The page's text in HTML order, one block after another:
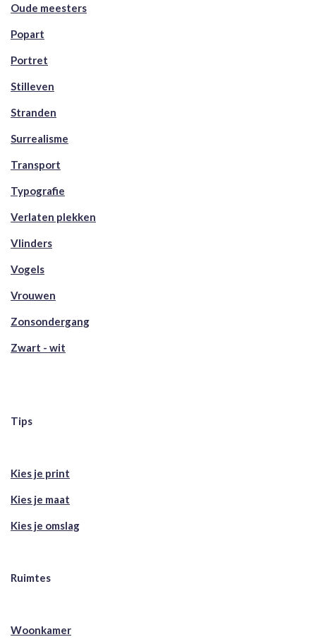
Oude meesters
Popart
Portret
Stilleven
Stranden
Surrealisme
Transport
Typografie
Verlaten plekken
Vlinders
Vogels
Vrouwen
Zonsondergang
Zwart - wit
Tips
Kies je print
Kies je maat
Kies je omslag
Ruimtes
Woonkamer